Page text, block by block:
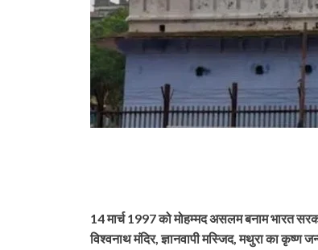
14 मार्च 1997 को मोहम्मद असलम बनाम भारत
विश्वनाथ मंदिर, ज्ञानवापी मस्जिद, मथुरा का कृष्ण